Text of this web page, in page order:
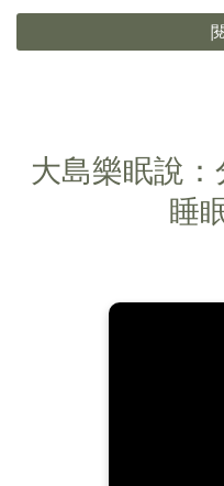
大島樂眠說
睡